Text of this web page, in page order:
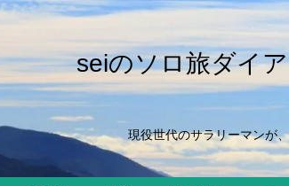
seiのソロ旅ダイ
現役世代のサラリーマンが